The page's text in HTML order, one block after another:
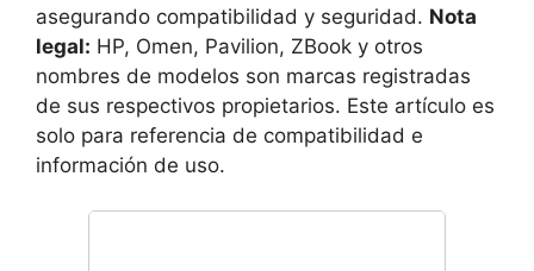
asegurando compatibilidad y seguridad. Nota
legal: HP, Omen, Pavilion, ZBook y otros
nombres de modelos son marcas registradas
de sus respectivos propietarios. Este artículo es
solo para referencia de compatibilidad e
información de uso.